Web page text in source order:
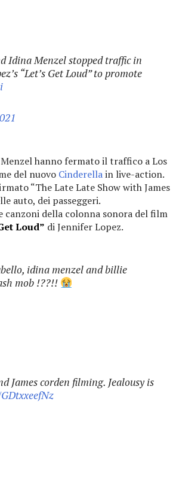
Idina Menzel stopped traffic in
“Let’s Get Loud” to promote
hanno fermato il traffico a Los
del nuovo Cinderellain live-action.
“The Late Late Show with James
auto, dei passeggeri.
canzoni della colonna sonora del film
Loud” di Jennifer Lopez.
idina menzel and billie
mob !??!!
James corden filming. Jealousy is